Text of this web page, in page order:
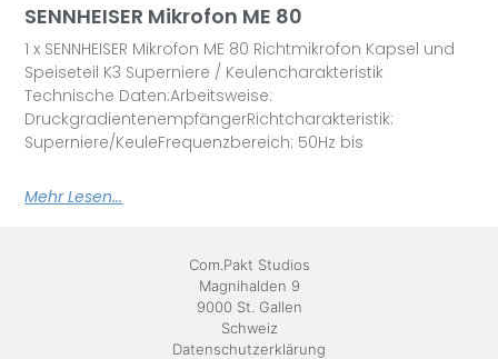
SENNHEISER Mikrofon ME 80
1 x SENNHEISER Mikrofon ME 80 Richtmikrofon Kapsel und
Speiseteil K3 Superniere / Keulencharakteristik
Technische Daten:Arbeitsweise:
DruckgradientenempfängerRichtcharakteristik:
Superniere/KeuleFrequenzbereich: 50Hz bis
Mehr Lesen...
Com.Pakt Studios
Magnihalden 9
9000 St. Gallen
Schweiz
Datenschutzerklärung